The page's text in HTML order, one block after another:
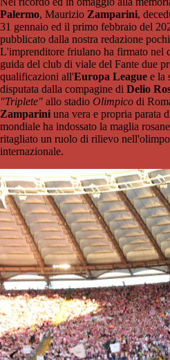
Palermo, Maurizio Zamparini,
31 gennaio ed il primo febbraio del
pubblicato dalla nostra redazione
L'imprenditore friulano ha firmato nel
guida del club di viale del Fante due
qualificazioni all'Europa League e la
disputata dalla compagine di Delio
"Triplete" allo stadio Olimpico di
Zamparini una vera e propria parata
mondiale ha indossato la maglia
ritagliato un ruolo di rilievo
internazionale.